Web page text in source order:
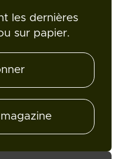
les dernières
sur papier.